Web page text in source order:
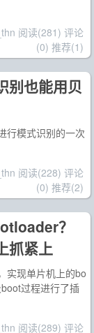
阅读(281) 评论
(0) 推荐(1)
别也能用贝
行模式识别的一次
阅读(228) 评论
(0) 推荐(2)
？
抓紧上
实现单片机上的bo
过程进行了插
阅读(289) 评论